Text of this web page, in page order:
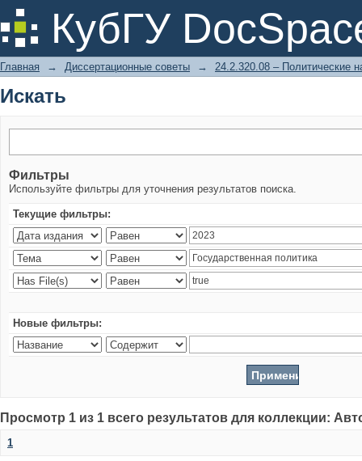
КубГУ
Искать
Главная → Диссертационные советы → 24.2.320.08 – Политические
Искать
Фильтры
Используйте фильтры для уточнения результатов поиска.
Текущие фильтры:
Новые фильтры:
Просмотр 1 из 1 всего результатов для коллекции:
1